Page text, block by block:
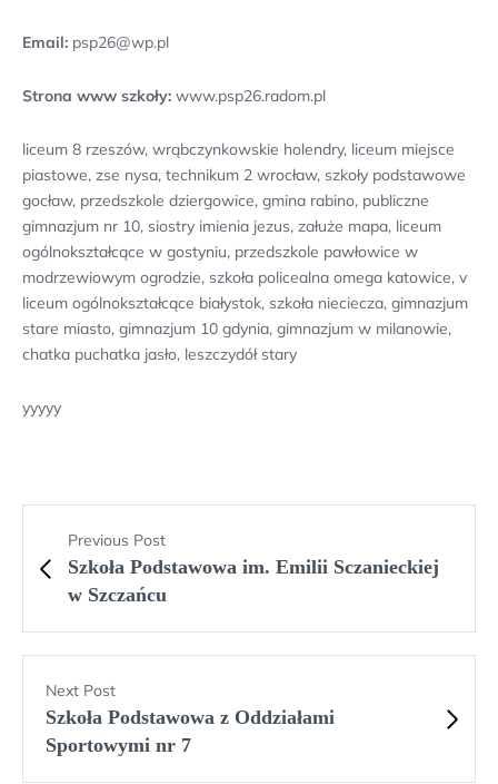
Email: psp26@wp.pl
Strona www szkoły: www.psp26.radom.pl
liceum 8 rzeszów, wrąbczynkowskie holendry, liceum miejsce
piastowe, zse nysa, technikum 2 wrocław, szkoły podstawowe
gocław, przedszkole dziergowice, gmina rabino, publiczne
gimnazjum nr 10, siostry imienia jezus, załuże mapa, liceum
ogólnokształcące w gostyniu, przedszkole pawłowice w
modrzewiowym ogrodzie, szkoła policealna omega katowice, v
liceum ogólnokształcące białystok, szkoła nieciecza, gimnazjum
stare miasto, gimnazjum 10 gdynia, gimnazjum w milanowie,
chatka puchatka jasło, leszczydół stary
yyyyy
Previous Post
Szkoła Podstawowa im. Emilii Sczanieckiej
w Szczańcu
Next Post
Szkoła Podstawowa z Oddziałami
Sportowymi nr 7